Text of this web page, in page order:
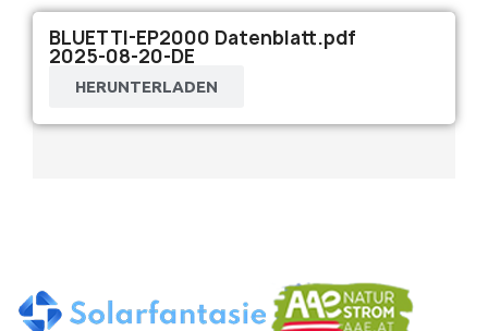
BLUETTI-EP2000 Datenblatt.pdf
2025-08-20-DE
HERUNTERLADEN